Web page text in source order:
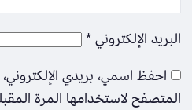
البريد الإلكتروني*
احفظ اسمي، بريدي
المتصفح لاستخدامها المرة